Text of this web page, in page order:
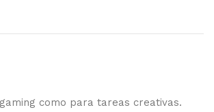
como para tareas creativas.